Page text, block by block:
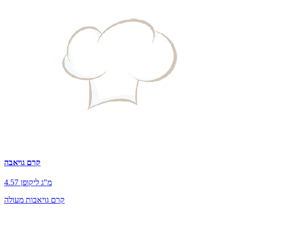
קרם גויאבה
4.57 מ"ג ליקופן
קרם גויאבות מעולה